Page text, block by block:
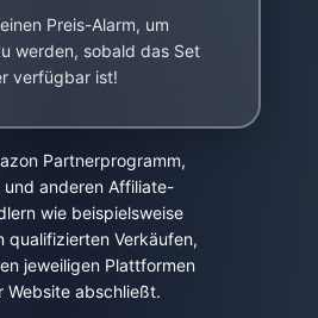
Preis-Alarm, um
werden, sobald das Set
verfügbar ist!
Partnerprogramm,
anderen Affiliate-
wie beispielsweise
qualifizierten Verkäufen,
jeweiligen Plattformen
Website abschließt.